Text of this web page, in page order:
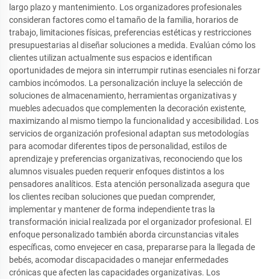
largo plazo y mantenimiento. Los organizadores profesionales
consideran factores como el tamaño de la familia, horarios de
trabajo, limitaciones físicas, preferencias estéticas y restricciones
presupuestarias al diseñar soluciones a medida. Evalúan cómo los
clientes utilizan actualmente sus espacios e identifican
oportunidades de mejora sin interrumpir rutinas esenciales ni forzar
cambios incómodos. La personalización incluye la selección de
soluciones de almacenamiento, herramientas organizativas y
muebles adecuados que complementen la decoración existente,
maximizando al mismo tiempo la funcionalidad y accesibilidad. Los
servicios de organización profesional adaptan sus metodologías
para acomodar diferentes tipos de personalidad, estilos de
aprendizaje y preferencias organizativas, reconociendo que los
alumnos visuales pueden requerir enfoques distintos a los
pensadores analíticos. Esta atención personalizada asegura que
los clientes reciban soluciones que puedan comprender,
implementar y mantener de forma independiente tras la
transformación inicial realizada por el organizador profesional. El
enfoque personalizado también aborda circunstancias vitales
específicas, como envejecer en casa, prepararse para la llegada de
bebés, acomodar discapacidades o manejar enfermedades
crónicas que afecten las capacidades organizativas. Los